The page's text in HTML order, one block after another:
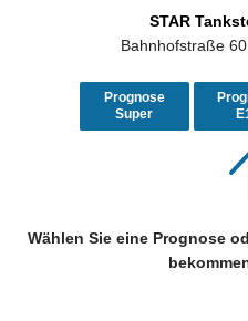
STAR
Bahnhofstraße
Prognose
Super
Wählen Sie eine Prognose